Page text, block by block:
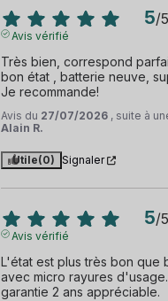
5/5
Avis vérifié
Très bien, correspond
bon état , batterie neuve,
Je recommande!
Avis du 27/07/2026 , suite à
Alain R.
Utile(0) Signaler
5/5
Avis vérifié
L'état est plus très bon que
avec micro rayures
garantie 2 ans appréciable.